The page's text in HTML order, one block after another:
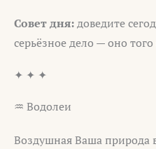
Совет дня:доведите
серьёзное дело — оно того
✦ ✦ ✦
♒ Водолеи
Воздушная Ваша природа